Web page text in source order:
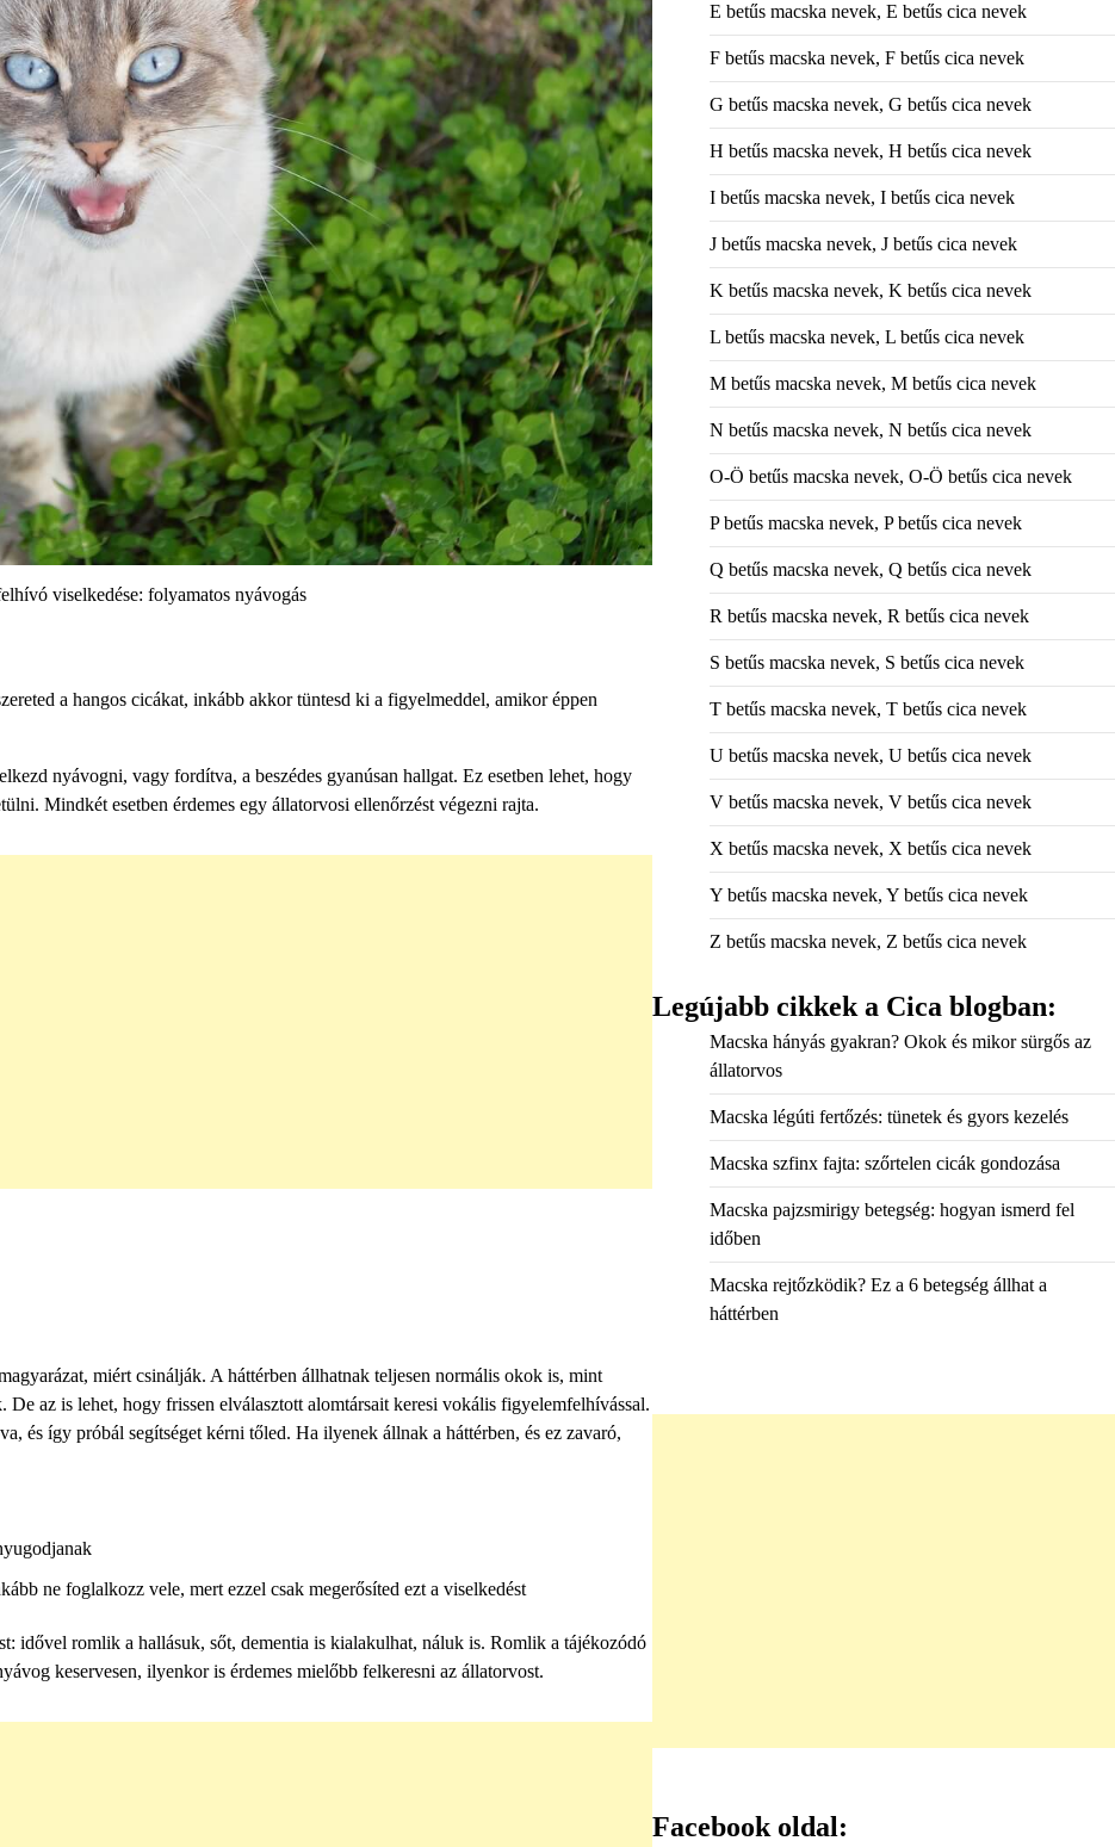
viselkedése: folyamatos nyávogás
a hangos cicákat, inkább akkor tüntesd ki a figyelmeddel, amikor éppen
nyávogni, vagy fordítva, a beszédes gyanúsan hallgat. Ez esetben lehet, hogy
Mindkét esetben érdemes egy állatorvosi ellenőrzést végezni rajta.
miért csinálják. A háttérben állhatnak teljesen normális okok is, mint
az is lehet, hogy frissen elválasztott alomtársait keresi vokális figyelemfelhívással.
és így próbál segítséget kérni tőled. Ha ilyenek állnak a háttérben, és ez zavaró,
ne foglalkozz vele, mert ezzel csak megerősíted ezt a viselkedést
idővel romlik a hallásuk, sőt, dementia is kialakulhat, náluk is. Romlik a tájékozódó
keservesen, ilyenkor is érdemes mielőbb felkeresni az állatorvost.
E betűs macska nevek, E betűs cica nevek
F betűs macska nevek, F betűs cica nevek
G betűs macska nevek, G betűs cica nevek
H betűs macska nevek, H betűs cica nevek
I betűs macska nevek, I betűs cica nevek
J betűs macska nevek, J betűs cica nevek
K betűs macska nevek, K betűs cica nevek
L betűs macska nevek, L betűs cica nevek
M betűs macska nevek, M betűs cica nevek
N betűs macska nevek, N betűs cica nevek
O-Ö betűs macska nevek, O-Ö betűs cica nevek
P betűs macska nevek, P betűs cica nevek
Q betűs macska nevek, Q betűs cica nevek
R betűs macska nevek, R betűs cica nevek
S betűs macska nevek, S betűs cica nevek
T betűs macska nevek, T betűs cica nevek
U betűs macska nevek, U betűs cica nevek
V betűs macska nevek, V betűs cica nevek
X betűs macska nevek, X betűs cica nevek
Y betűs macska nevek, Y betűs cica nevek
Z betűs macska nevek, Z betűs cica nevek
Legújabb cikkek a Cica blogban:
Macska hányás gyakran? Okok és mikor sürgős az
állatorvos
Macska légúti fertőzés: tünetek és gyors kezelés
Macska szfinx fajta: szőrtelen cicák gondozása
Macska pajzsmirigy betegség: hogyan ismerd fel
időben
Macska rejtőzködik? Ez a 6 betegség állhat a
háttérben
Facebook oldal: